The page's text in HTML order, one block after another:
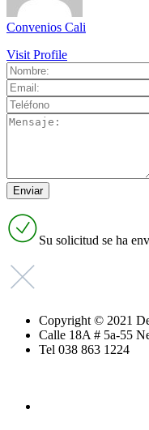
Convenios Cali
Visit Profile
Su solicitud se ha
Copyright © 2021
Calle 18A # 5a-55
Tel 038 863 1224